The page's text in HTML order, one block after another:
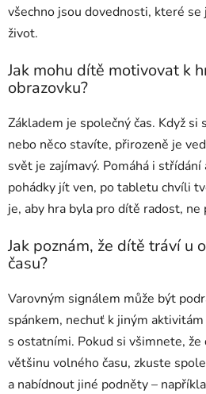
všechno jsou dovednosti, které
život.
Jak mohu dítě motivovat k
obrazovku?
Základem je společný čas. Když
nebo něco stavíte, přirozeně je
svět je zajímavý. Pomáhá i
pohádky jít ven, po tabletu chvíli
je, aby hra byla pro dítě radost, ne
Jak poznám, že dítě tráví u
času?
Varovným signálem může být
spánkem, nechuť k jiným
s ostatními. Pokud si všimnete,
většinu volného času, zkuste
a nabídnout jiné podněty –